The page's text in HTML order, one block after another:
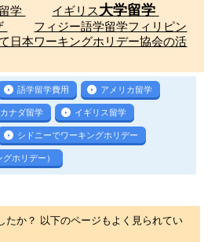
学 イギリス大学留学
フィジー語学留学フィリピン
日本ワーキングホリデー協会の活
語学留学費用 アメリカ留学
カナダ留学 イギリス留学
シドニーでワーキングホリデー
ホリデー）
たか？ 以下のページもよく見られてい